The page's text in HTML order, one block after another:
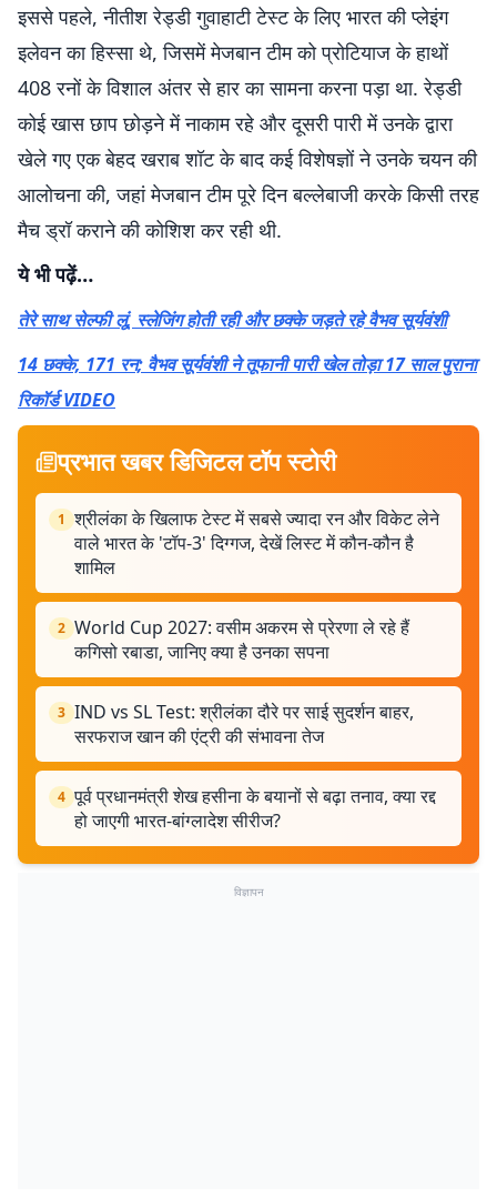
इससे पहले, नीतीश रेड्डी गुवाहाटी टेस्ट के लिए भारत की प्लेइंग
इलेवन का हिस्सा थे, जिसमें मेजबान टीम को प्रोटियाज के हाथों
408 रनों के विशाल अंतर से हार का सामना करना पड़ा था. रेड्डी
कोई खास छाप छोड़ने में नाकाम रहे और दूसरी पारी में उनके द्वारा
खेले गए एक बेहद खराब शॉट के बाद कई विशेषज्ञों ने उनके चयन की
आलोचना की, जहां मेजबान टीम पूरे दिन बल्लेबाजी करके किसी तरह
मैच ड्रॉ कराने की कोशिश कर रही थी.
ये भी पढ़ें…
तेरे साथ सेल्फी लूं, स्लेजिंग होती रही और छक्के जड़ते रहे वैभव सूर्यवंशी
14 छक्के, 171 रन; वैभव सूर्यवंशी ने तूफानी पारी खेल तोड़ा 17 साल पुराना
रिकॉर्ड VIDEO
प्रभात खबर डिजिटल टॉप स्टोरी
1 श्रीलंका के खिलाफ टेस्ट में सबसे ज्यादा रन और विकेट लेने
वाले भारत के 'टॉप-3' दिग्गज, देखें लिस्ट में कौन-कौन है
शामिल
2 World Cup 2027: वसीम अकरम से प्रेरणा ले रहे हैं
कगिसो रबाडा, जानिए क्या है उनका सपना
3 IND vs SL Test: श्रीलंका दौरे पर साई सुदर्शन बाहर,
सरफराज खान की एंट्री की संभावना तेज
4 पूर्व प्रधानमंत्री शेख हसीना के बयानों से बढ़ा तनाव, क्या रद्द
हो जाएगी भारत-बांग्लादेश सीरीज?
विज्ञापन